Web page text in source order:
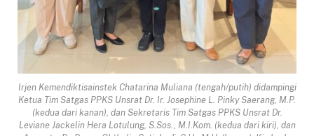
Irjen Kemendiktisainstek Chatarina Muliana (tengah/putih) didampingi
Ketua Tim Satgas PPKS Unsrat Dr. Ir. Josephine L. Pinky Saerang, M.P.
(kedua dari kanan), dan Sekretaris Tim Satgas PPKS Unsrat Dr.
Leviane Jackelin Hera Lotulung, S.Sos., M.I.Kom. (kedua dari kiri), dan